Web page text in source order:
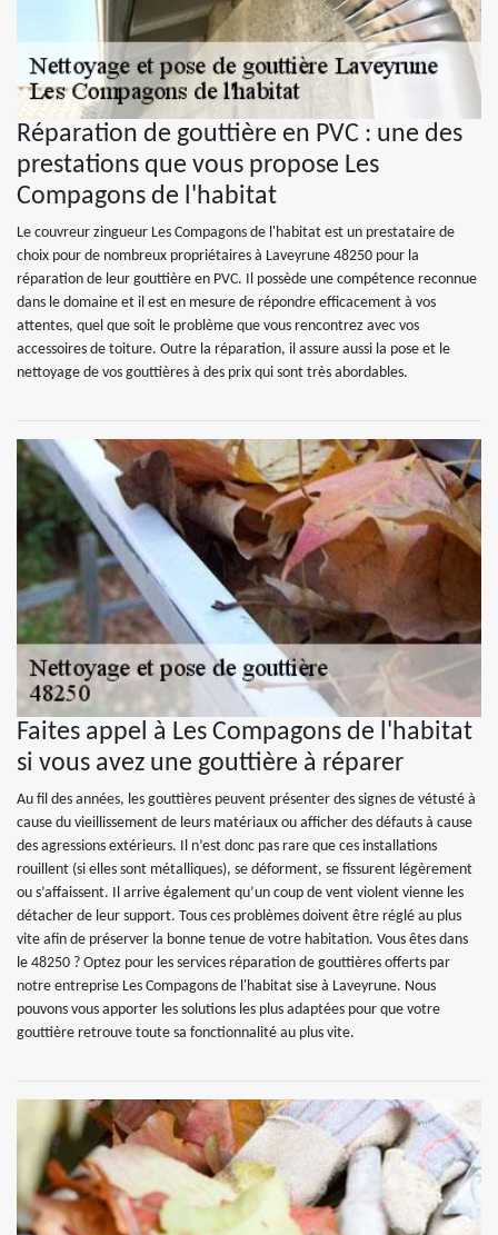
Réparation de gouttière en PVC : une des
prestations que vous propose Les
Compagons de l'habitat
Le couvreur zingueur Les Compagons de l'habitat est un prestataire de
choix pour de nombreux propriétaires à Laveyrune 48250 pour la
réparation de leur gouttière en PVC. Il possède une compétence reconnue
dans le domaine et il est en mesure de répondre efficacement à vos
attentes, quel que soit le problème que vous rencontrez avec vos
accessoires de toiture. Outre la réparation, il assure aussi la pose et le
nettoyage de vos gouttières à des prix qui sont très abordables.
Faites appel à Les Compagons de l'habitat
si vous avez une gouttière à réparer
Au fil des années, les gouttières peuvent présenter des signes de vétusté à
cause du vieillissement de leurs matériaux ou afficher des défauts à cause
des agressions extérieurs. Il n’est donc pas rare que ces installations
rouillent (si elles sont métalliques), se déforment, se fissurent légèrement
ou s’affaissent. Il arrive également qu’un coup de vent violent vienne les
détacher de leur support. Tous ces problèmes doivent être réglé au plus
vite afin de préserver la bonne tenue de votre habitation. Vous êtes dans
le 48250 ? Optez pour les services réparation de gouttières offerts par
notre entreprise Les Compagons de l'habitat sise à Laveyrune. Nous
pouvons vous apporter les solutions les plus adaptées pour que votre
gouttière retrouve toute sa fonctionnalité au plus vite.